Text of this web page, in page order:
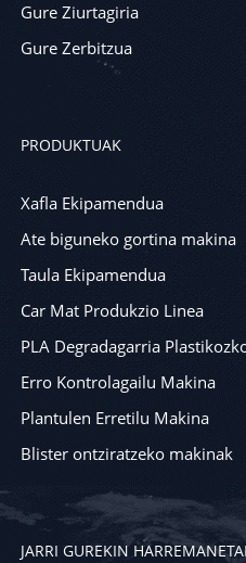
Gure Ziurtagiria
Gure Zerbitzua
PRODUKTUAK
Xafla Ekipamendua
Ate biguneko gortina makina
Taula Ekipamendua
Car Mat Produkzio Linea
PLA Degradagarria
Erro Kontrolagailu Makina
Plantulen Erretilu Makina
Blister ontziratzeko makinak
JARRI GUREKIN